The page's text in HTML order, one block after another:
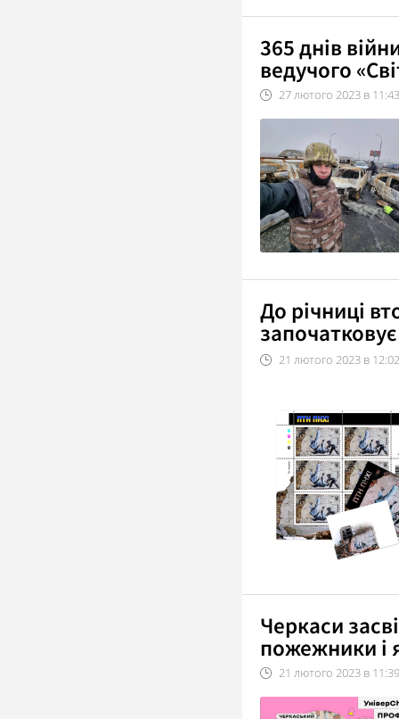
365 днів
ведучого
27 лютого 2023 в 11:43
До річниці
21 лютого 2023 в 12:02
Черкаси
пожежники і
21 лютого 2023 в 11:39